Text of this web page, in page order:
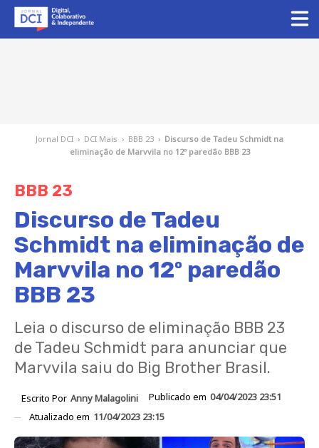
Jornal DCI › DCI Mais › BBB 23 › Discurso de Tadeu Schmidt na
eliminação de Marvvila no 12º paredão BBB 23
BBB 23
Discurso de Tadeu
Schmidt na eliminação de
Marvvila no 12º paredão
BBB 23
Leia o discurso de eliminação BBB 23
de Tadeu Schmidt para anunciar que
Marvvila saiu do Big Brother Brasil.
Escrito Por Anny Malagolini Publicado em 04/04/2023 23:51
Atualizado em 11/04/2023 23:15